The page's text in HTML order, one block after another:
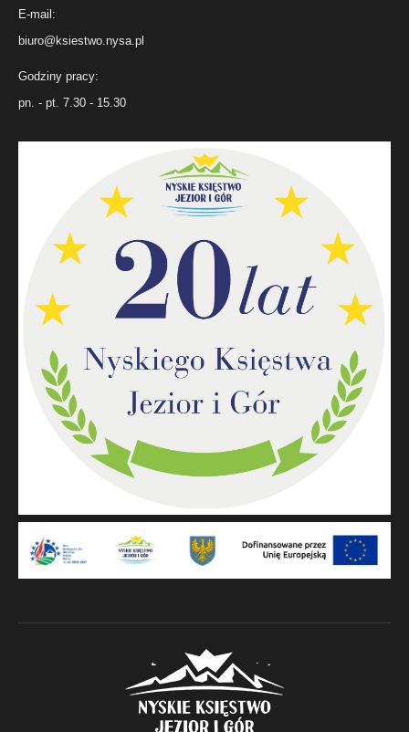
E-mail:
biuro@ksiestwo.nysa.pl
Godziny pracy:
pn. - pt. 7.30 - 15.30